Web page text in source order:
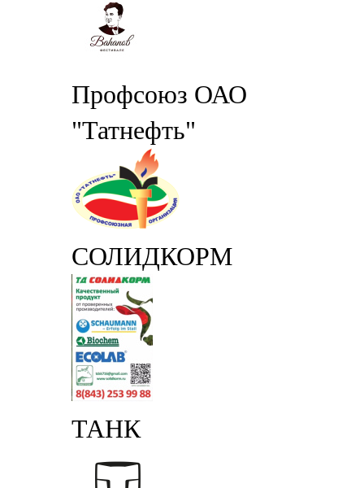
Профсоюз ОАО
"Татнефть"
СОЛИДКОРМ
ТАНК